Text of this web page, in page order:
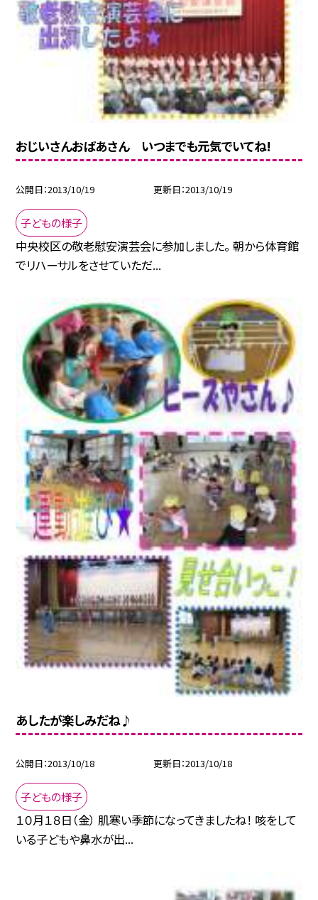
おじいさんおばあさん いつまでも元気でいてね!
公開日 2013/10/19 更新日 2013/10/19
子どもの様子
中央校区の敬老慰安演芸会に参加しました。 朝から体育館
でリハーサルをさせていただ...
あしたが楽しみだね♪
公開日 2013/10/18 更新日 2013/10/18
子どもの様子
１０月１８日（金） 肌寒い季節になってきましたね！ 咳をして
いる子どもや鼻水が出...